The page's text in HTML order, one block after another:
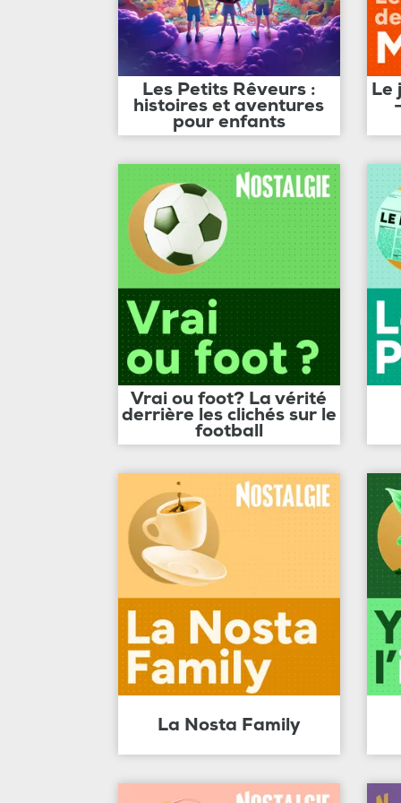
Les Petits Rêveurs :
histoires et aventures
pour enfants
Le
Vrai ou foot? La vérité
derrière les clichés sur le
football
La Nosta Family